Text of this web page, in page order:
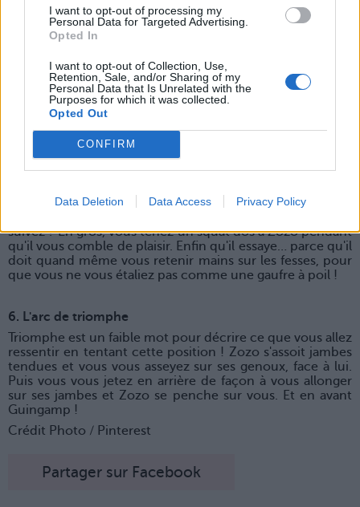
I want to opt-out of processing my
Personal Data for Targeted Advertising.
Opted In
I want to opt-out of Collection, Use,
Retention, Sale, and/or Sharing of my
Personal Data that Is Unrelated with the
Purposes for which it was collected.
Opted Out
CONFIRM
Data Deletion Data Access Privacy Policy
4. La victoire
doit venir entre votre genoux et soulever votre bassin
pour pouvoir entamer les festivités ! A vous le septième
ciel ! Et le petit plus ? Zozo a une vue plongeante sur
vous, pour son plus graaaand plaisir !
5. Le président vigoureux
Oui, c'est chic comme nom. Et comme position aussi !
– et que vous pliez les jambes, de façon à avoir le dos
suivez ? En gros, vous tenez un squat dos à Zozo pendant
qu'il vous comble de plaisir. Enfin qu'il essaye… parce qu'il
doit quand même vous retenir mains sur les fesses, pour
que vous ne vous étaliez pas comme une gaufre à poil !
6. L'arc de triomphe
Triomphe est un faible mot pour décrire ce que vous allez
ressentir en tentant cette position ! Zozo s'assoit jambes
tendues et vous vous asseyez sur ses genoux, face à lui.
Puis vous vous jetez en arrière de façon à vous allonger
sur ses jambes et Zozo se penche sur vous. Et en avant
Guingamp !
Crédit Photo / Pinterest
Partager sur Facebook